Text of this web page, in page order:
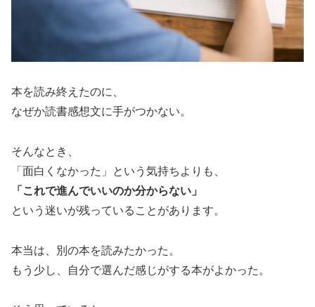
本を読み終えたのに、
なぜか読書感想文に手がつかない。
そんなとき、
「面白くなかった」という気持ちよりも、
「これで進んでいいのか分からない」
という迷いが残っていることがあります。
本当は、別の本を読みたかった。
もう少し、自分で選んだ感じがする本がよかった。